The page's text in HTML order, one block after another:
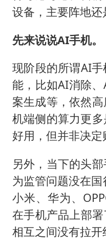
设备，主要阵地还
先来说说AI手机。
现阶段的所谓AI
能，比如AI消除
案生成等，依然
机端侧的算力更
好用，但并非决定
另外，当下的头
为监管问题没在国
小米、华为、
在手机产品上部
相互之间没有拉开